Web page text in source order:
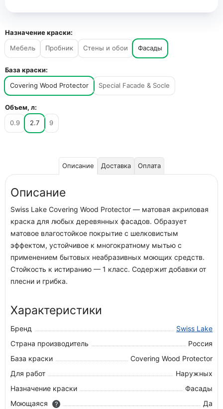
Назначение краски:
Мебель
Пробник Стены и обои Фасады
База краски:
Covering Wood Protector
Special Facade & Socle
Объем, л:
0.9
2.7 9
Описание Доставка Оплата
Описание
Swiss Lake Covering Wood Protector — матовая акриловая
краска для любых деревянных фасадов. Образует
матовое влагостойкое покрытие с шелковистым
эффектом, устойчивое к многократному мытью с
применением бытовых неабразивных моющих средств.
Стойкость к истиранию — 1 класс. Содержит добавки от
плесни и грибка.
Характеристики
Бренд
Swiss Lake
Страна производитель
Россия
База краски
Covering Wood Protector
Для работ
Наружных
Назначение краски
Фасады
Моющаяся
?
Да